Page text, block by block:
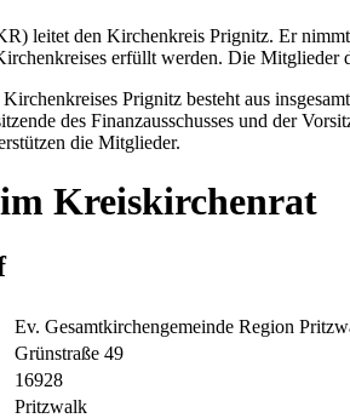
leitet den Kirchenkreis Prignitz. Er
erfüllt werden. Die
Prignitz besteht aus
des Finanzausschusses und der
die Mitglieder.
Kreiskirchenrat
Ev. Gesamtkirchengemeinde Region
Grünstraße 49
16928
Pritzwalk